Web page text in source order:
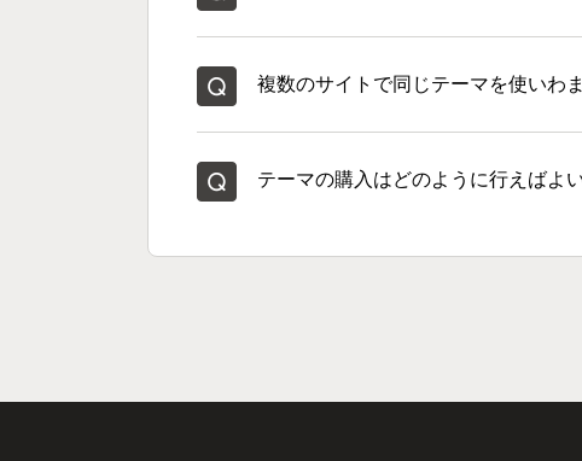
複数のサイトで同じテーマを使いわ
テーマの購入はどのように行えばよ